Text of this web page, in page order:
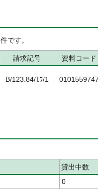
件です。
請求記号 資料コード
B/123.84/ﾓｳ/1
貸出中数
0